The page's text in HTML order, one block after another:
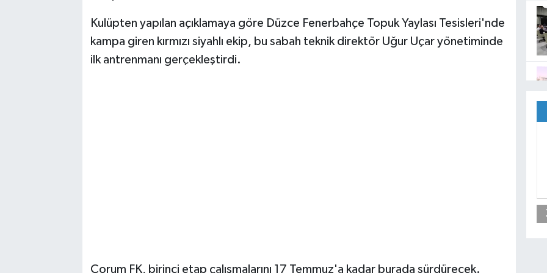
Kulüpten yapılan açıklamaya göre Düzce Fenerbahçe Topuk Yaylası Tesisleri'nde
kampa giren kırmızı siyahlı ekip, bu sabah teknik direktör Uğur Uçar yönetiminde
ilk antrenmanı gerçekleştirdi.
Çorum FK, birinci etap çalışmalarını 17 Temmuz'a kadar burada sürdürecek.